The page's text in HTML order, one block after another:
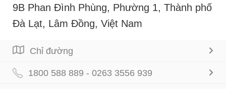
9B Phan Đình Phùng, Phường 1, Thành phố
Đà Lạt, Lâm Đồng, Việt Nam
Chỉ đường
1800 588 889 - 0263 3556 939